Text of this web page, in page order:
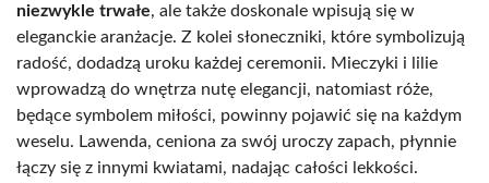
niezwykle trwałe, ale także doskonale wpisują się w
eleganckie aranżacje. Z kolei słoneczniki, które symbolizują
radość, dodadzą uroku każdej ceremonii. Mieczyki i lilie
wprowadzą do wnętrza nutę elegancji, natomiast róże,
będące symbolem miłości, powinny pojawić się na każdym
weselu. Lawenda, ceniona za swój uroczy zapach, płynnie
łączy się z innymi kwiatami, nadając całości lekkości.